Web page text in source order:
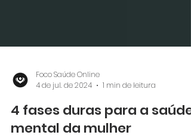
Foco Saúde Online
4 de jul. de 2024
1 min de leitura